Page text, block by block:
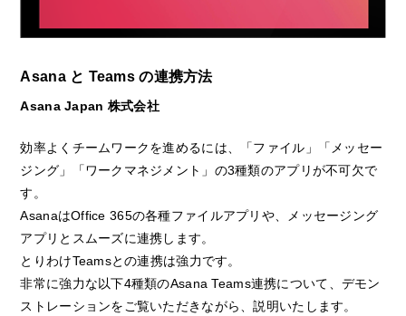
Asana と Teams の連携方法
Asana Japan 株式会社
効率よくチームワークを進めるには、「ファイル」「メッセー
ジング」「ワークマネジメント」の3種類のアプリが不可欠で
す。
AsanaはOffice 365の各種ファイルアプリや、メッセージング
アプリとスムーズに連携します。
とりわけTeamsとの連携は強力です。
非常に強力な以下4種類のAsana Teams連携について、デモン
ストレーションをご覧いただきながら、説明いたします。